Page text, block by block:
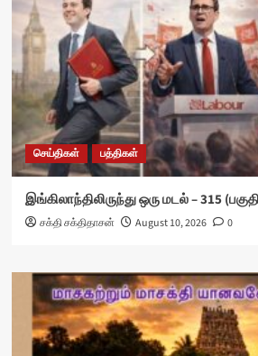
செய்திகள் பத்திகள்
இங்கிலாந்திலிருந்து ஒரு மடல் – 315
சக்தி சக்திதாசன் August 10, 2026 0